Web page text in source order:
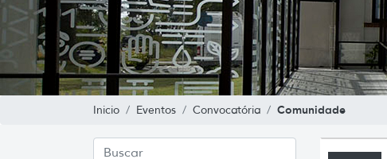
Inicio Eventos Convocatória Comunidade